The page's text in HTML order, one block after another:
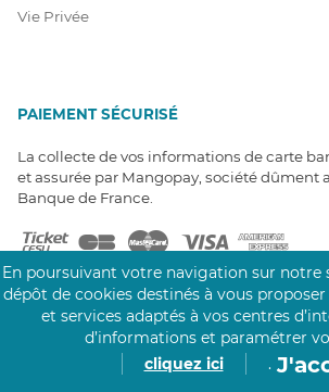
Vie Privée
PAIEMENT SÉCURISÉ
La collecte de vos informations de carte
et assurée par Mangopay, société dûment
Banque de France.
NOS PARTENAIRES
En poursuivant votre navigation sur notre
dépôt de cookies destinés à vous
et services adaptés à vos centres
d’informations et paramétrer
cliquez ici
.